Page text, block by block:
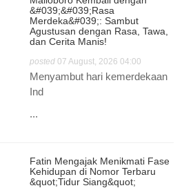
&#039;&#039;Rasa
Merdeka&#039;: Sambut
Agustusan dengan Rasa, Tawa,
dan Cerita Manis!
posted 07 August, 2026 04:00
Menyambut hari kemerdekaan
Ind
...
Fatin Mengajak Menikmati Fase
Kehidupan di Nomor Terbaru
&quot;Tidur Siang&quot;